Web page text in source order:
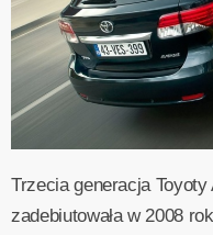
Trzecia generacja
zadebiutowała w 2008